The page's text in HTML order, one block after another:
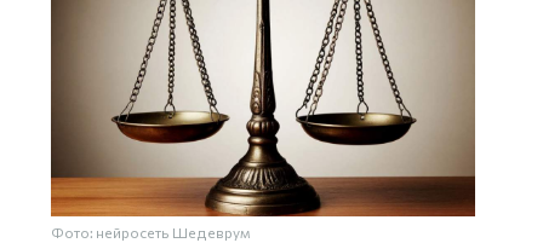
Фото: нейросеть Шедеврум